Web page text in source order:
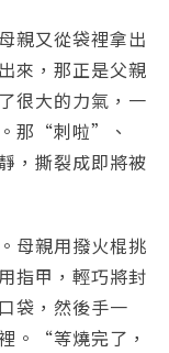
親又從袋裡拿出
來，那正是父親
很大的力氣，一
那“刺啦”、
，撕裂成即將被
母親用撥火棍挑
指甲，輕巧將封
袋，然後手一
。“等燒完了，